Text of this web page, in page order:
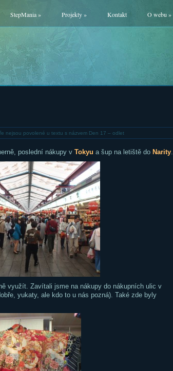
StepMania» Projekty» Kontakt O webu »
nejsou povolené u textu s názvem Den 17 – odlet
poslední nákupy v Tokyu a šup na letiště do Narity.
využít. Zavítali jsme na nákupy do nákupních ulic v
yukaty, ale kdo to u nás pozná). Také zde byly